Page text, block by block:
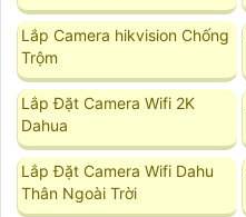
Lắp Camera hikvision Chống
Trộm
Lắp Đặt Camera Wifi 2K
Dahua
Lắp Đặt Camera Wifi Dahu
Thân Ngoài Trời